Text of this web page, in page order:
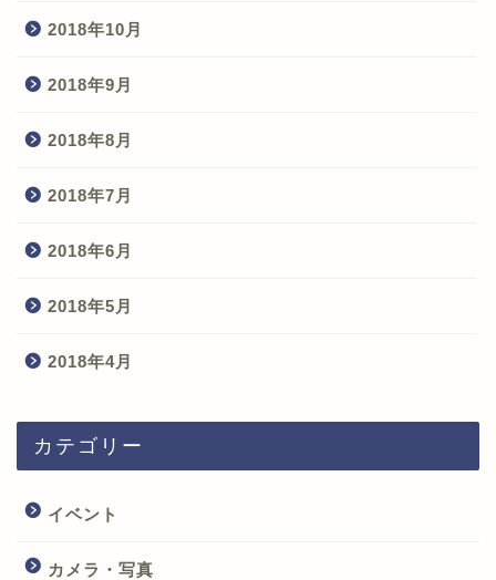
2018年10月
2018年9月
2018年8月
2018年7月
2018年6月
2018年5月
2018年4月
カテゴリー
イベント
カメラ・写真